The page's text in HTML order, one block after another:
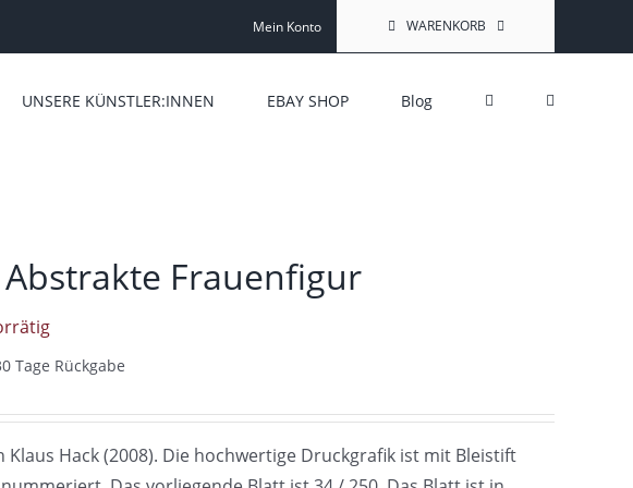
Mein Konto WARENKORB
UNSERE KÜNSTLER:INNEN EBAY SHOP Blog
Frauenfigur
Tage Rückgabe
Hack (2008). Die hochwertige Druckgrafik ist mit Bleistift